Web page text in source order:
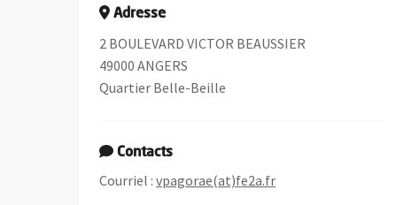
Adresse
2 BOULEVARD VICTOR BEAUSSIER
49000 ANGERS
Quartier Belle-Beille
Contacts
Courriel :vpagorae(at)fe2a.fr, Ouvre une nouvelle